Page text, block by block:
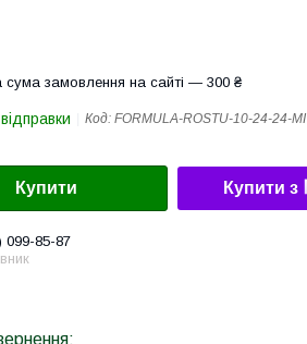
сума замовлення на сайті — 300 ₴
Код: FORMULA-ROSTU-10-24-24-MI
Купити Купити з
099-85-87